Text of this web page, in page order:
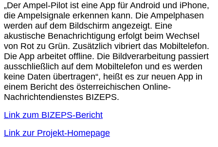
„Der Ampel-Pilot ist eine App für Android und iPhone,
die Ampelsignale erkennen kann. Die Ampelphasen
werden auf dem Bildschirm angezeigt. Eine
akustische Benachrichtigung erfolgt beim Wechsel
von Rot zu Grün. Zusätzlich vibriert das Mobiltelefon.
Die App arbeitet offline. Die Bildverarbeitung passiert
ausschließlich auf dem Mobiltelefon und es werden
keine Daten übertragen“, heißt es zur neuen App in
einem Bericht des österreichischen Online-
Nachrichtendienstes BIZEPS.
Link zum BIZEPS-Bericht
Link zur Projekt-Homepage